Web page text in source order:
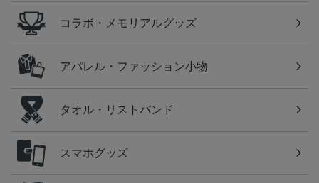
コラボ・メモリアルグッズ
アパレル・ファッション小物
タオル・リストバンド
スマホグッズ